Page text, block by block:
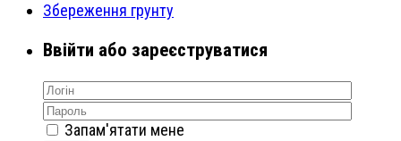
Збереження грунту
Ввійти або зареєструватися
Запам'ятати мене